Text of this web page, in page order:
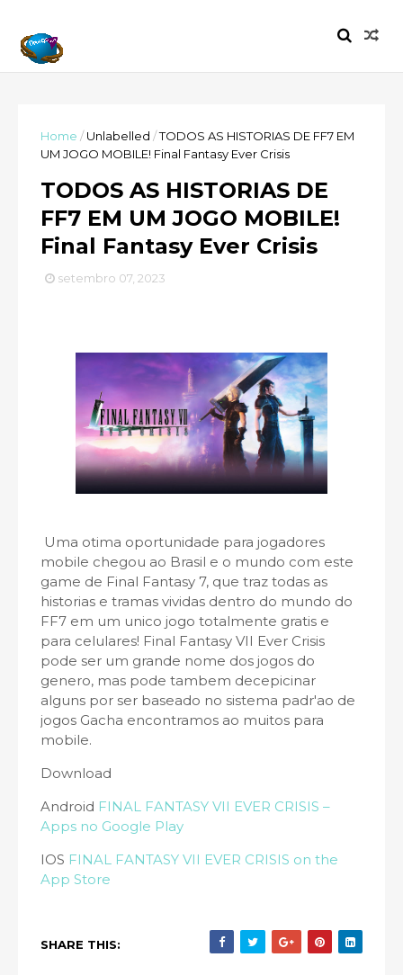
Home /Unlabelled /TODOS AS HISTORIAS DE FF7 EM
UM JOGO MOBILE! Final Fantasy Ever Crisis
TODOS AS HISTORIAS DE
FF7 EM UM JOGO MOBILE!
Final Fantasy Ever Crisis
setembro 07, 2023
Uma otima oportunidade para jogadores
mobile chegou ao Brasil e o mundo com este
game de Final Fantasy 7, que traz todas as
historias e tramas vividas dentro do mundo do
FF7 em um unico jogo totalmente gratis e
para celulares! Final Fantasy VII Ever Crisis
pode ser um grande nome dos jogos do
genero, mas pode tambem decepicinar
alguns por ser baseado no sistema padr'ao de
jogos Gacha encontramos ao muitos para
mobile.
Download
Android FINAL FANTASY VII EVER CRISIS –
Apps no Google Play
IOS FINAL FANTASY VII EVER CRISIS on the
App Store
SHARE THIS: